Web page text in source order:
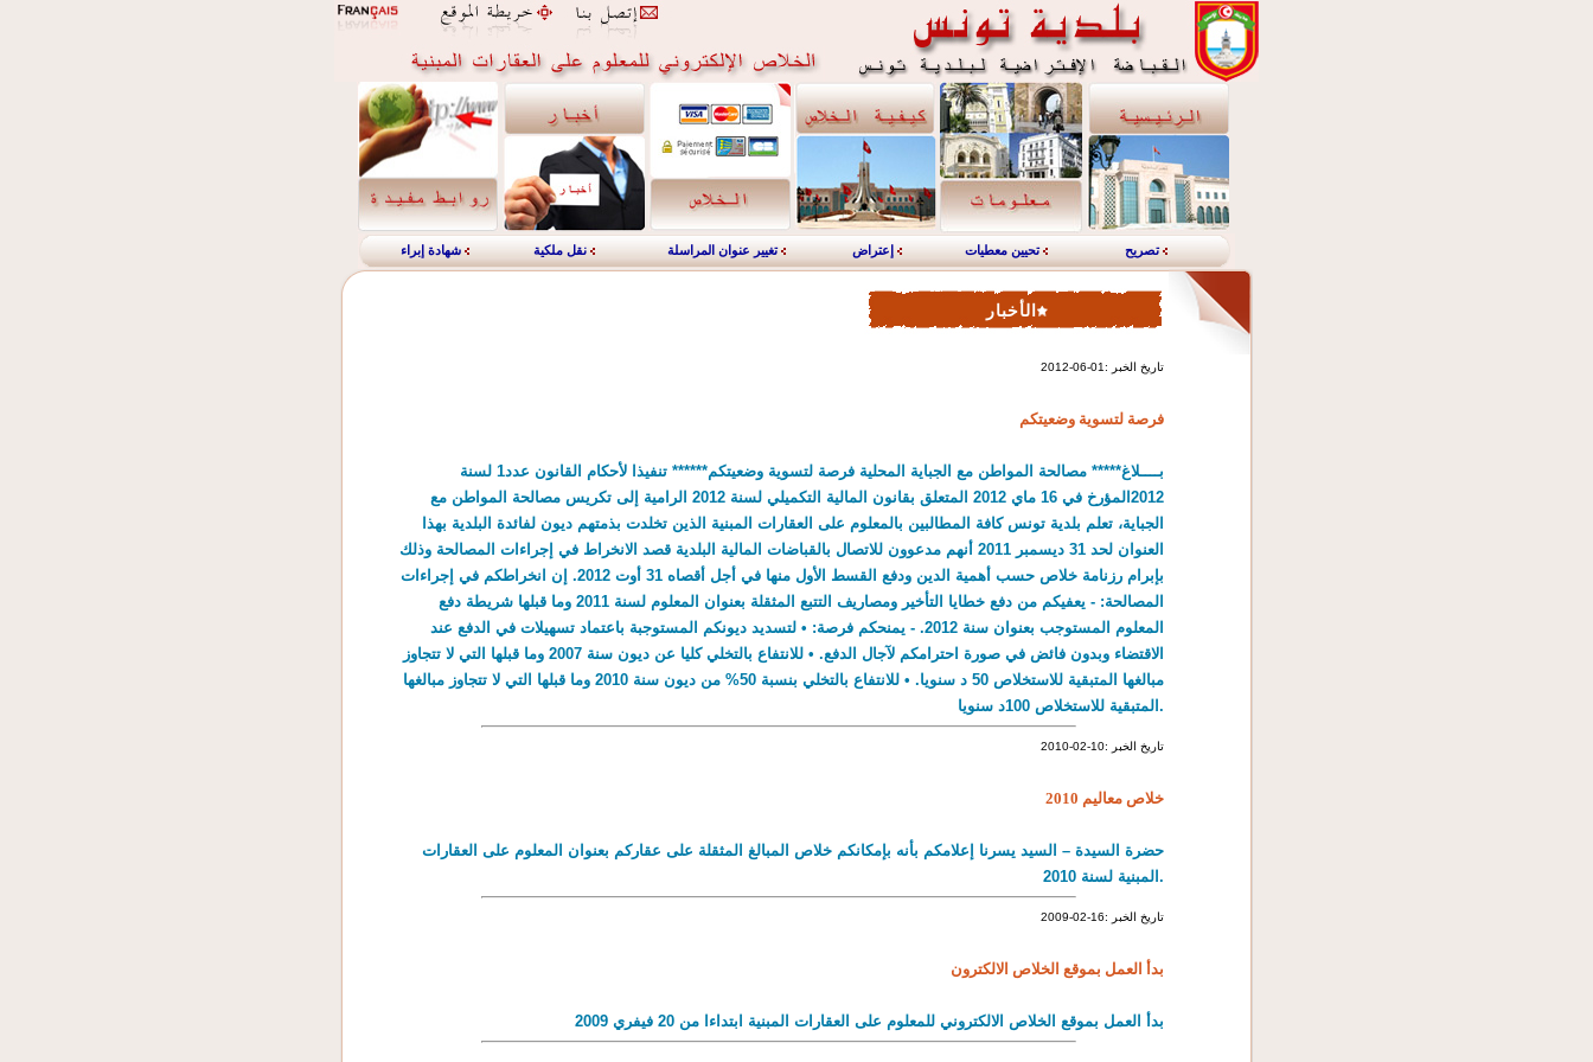
تصريح تحيين معطيات إعتراض تغيير عنوان المراسلة نقل ملكية شهادة إبراء
الأخبار
2012-06-01: تاريخ الخبر
فرصة لتسوية وضعيتكم
بــــلاغ***** مصالحة المواطن مع الجباية المحلية فرصة لتسوية وضعيتكم****** تنفيذا لأحكام القانون عدد1 لسنة
2012المؤرخ في 16 ماي 2012 المتعلق بقانون المالية التكميلي لسنة 2012 الرامية إلى تكريس مصالحة المواطن مع
الجباية، تعلم بلدية تونس كافة المطالبين بالمعلوم على العقارات المبنية الذين تخلدت بذمتهم ديون لفائدة البلدية بهذا
العنوان لحد 31 ديسمبر 2011 أنهم مدعوون للاتصال بالقباضات المالية البلدية قصد الانخراط في إجراءات المصالحة وذلك
بإبرام رزنامة خلاص حسب أهمية الدين ودفع القسط الأول منها في أجل أقصاه 31 أوت 2012. إن انخراطكم في إجراءات
المصالحة: - يعفيكم من دفع خطايا التأخير ومصاريف التتبع المثقلة بعنوان المعلوم لسنة 2011 وما قبلها شريطة دفع
المعلوم المستوجب بعنوان سنة 2012. - يمنحكم فرصة: • لتسديد ديونكم المستوجبة باعتماد تسهيلات في الدفع عند
الاقتضاء وبدون فائض في صورة احترامكم لآجال الدفع. • للانتفاع بالتخلي كليا عن ديون سنة 2007 وما قبلها التي لا تتجاوز
مبالغها المتبقية للاستخلاص 50 د سنويا. • للانتفاع بالتخلي بنسبة 50% من ديون سنة 2010 وما قبلها التي لا تتجاوز مبالغها
المتبقية للاستخلاص 100د سنويا.
2010-02-10: تاريخ الخبر
خلاص معاليم 2010
حضرة السيدة – السيد يسرنا إعلامكم بأنه بإمكانكم خلاص المبالغ المثقلة على عقاركم بعنوان المعلوم على العقارات
المبنية لسنة 2010.
2009-02-16: تاريخ الخبر
بدأ العمل بموقع الخلاص الالكترون
بدأ العمل بموقع الخلاص الالكتروني للمعلوم على العقارات المبنية ابتداءا من 20 فيفري 2009